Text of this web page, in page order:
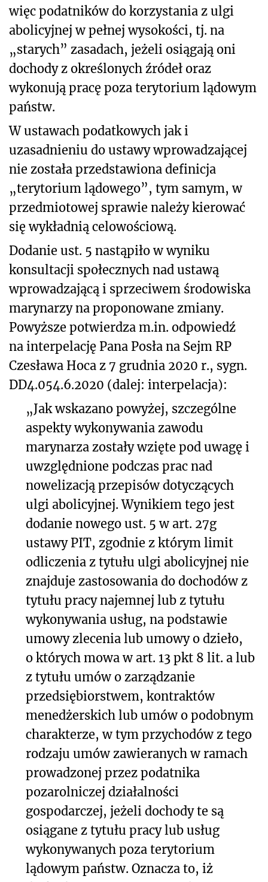
więc podatników do korzystania z ulgi
abolicyjnej w pełnej wysokości, tj. na
„starych” zasadach, jeżeli osiągają oni
dochody z określonych źródeł oraz
wykonują pracę poza terytorium lądowym
państw.
W ustawach podatkowych jak i
uzasadnieniu do ustawy wprowadzającej
nie została przedstawiona definicja
„terytorium lądowego”, tym samym, w
przedmiotowej sprawie należy kierować
się wykładnią celowościową.
Dodanie ust. 5 nastąpiło w wyniku
konsultacji społecznych nad ustawą
wprowadzającą i sprzeciwem środowiska
marynarzy na proponowane zmiany.
Powyższe potwierdza m.in. odpowiedź
na interpelację Pana Posła na Sejm RP
Czesława Hoca z 7 grudnia 2020 r., sygn.
DD4.054.6.2020 (dalej: interpelacja):
„Jak wskazano powyżej, szczególne
aspekty wykonywania zawodu
marynarza zostały wzięte pod uwagę i
uwzględnione podczas prac nad
nowelizacją przepisów dotyczących
ulgi abolicyjnej. Wynikiem tego jest
dodanie nowego ust. 5 w art. 27g
ustawy PIT, zgodnie z którym limit
odliczenia z tytułu ulgi abolicyjnej nie
znajduje zastosowania do dochodów z
tytułu pracy najemnej lub z tytułu
wykonywania usług, na podstawie
umowy zlecenia lub umowy o dzieło,
o których mowa w art. 13 pkt 8 lit. a lub
z tytułu umów o zarządzanie
przedsiębiorstwem, kontraktów
menedżerskich lub umów o podobnym
charakterze, w tym przychodów z tego
rodzaju umów zawieranych w ramach
prowadzonej przez podatnika
pozarolniczej działalności
gospodarczej, jeżeli dochody te są
osiągane z tytułu pracy lub usług
wykonywanych poza terytorium
lądowym państw. Oznacza to, iż